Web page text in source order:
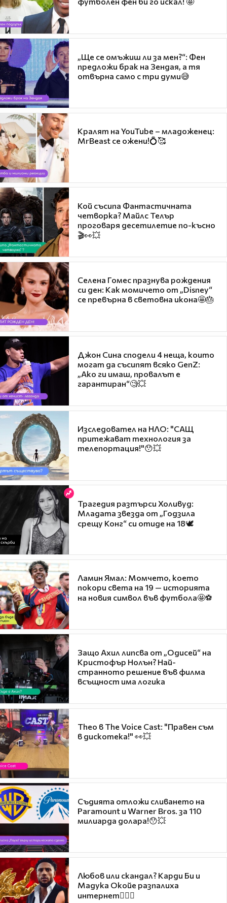
„Ще се омъжиш ли за мен?“: Фен
предложи брак на Зендая, а тя
отвърна само с три думи😅
Кралят на YouTube – младоженец:
MrBeast се ожени!💍🥰
Кой съсипа Фантастичната
четворка? Майлс Телър
проговаря десетилетие по-късно
🎬👀💥
Селена Гомес празнува рождения
си ден: Как момичето от „Disney“
се превърна в световна икона🤩🎂
Джон Сина сподели 4 неща, които
могат да съсипят всяко GenZ:
„Ако ги имаш, провалът е
гарантиран“🧐💥
Изследовател на НЛО: "САЩ
притежават технология за
телепортация!"😯💥
Трагедия разтърси Холивуд:
Младата звезда от „Годзила
срещу Конг“ си отиде на 18🕊️
Ламин Ямал: Момчето, което
покори света на 19 — историята
на новия символ във футбола🤩⚽
Защо Ахил липсва от „Одисей“ на
Кристофър Нолън? Най-
странното решение във филма
всъщност има логика
Theo в The Voice Cast: "Правен съм
в дискотека!" 👀💥
Съдията отложи сливането на
Paramount и Warner Bros. за 110
милиарда долара!😯💥
Любов или скандал? Карди Би и
Мадука Окойе разпалиха
интернет❤️‍🔥🔥